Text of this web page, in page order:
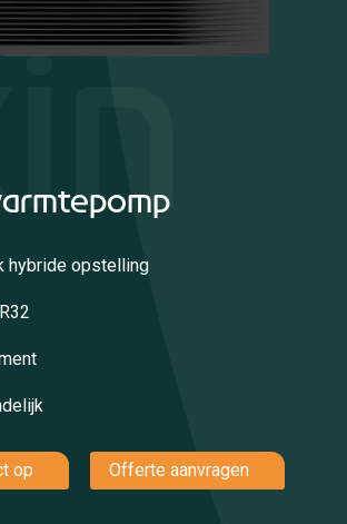
hybride opstelling
op Offerte aanvragen